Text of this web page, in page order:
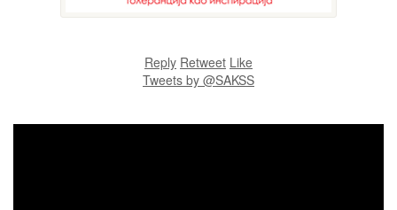
Reply Retweet Like
Tweets by @SAKSS